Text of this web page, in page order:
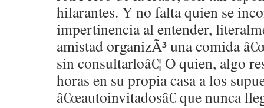
hilarantes. Y no falta quien se
impertinencia al entender,
amistad organizÃ³ una comida
sin consultarloâ€¦ O quien, algo
horas en su propia casa a los
â€œautoinvitadosâ€ que nunca